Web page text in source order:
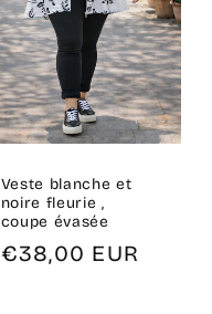
Veste blanche et
noire fleurie ,
coupe évasée
Prix
€38,00 EUR